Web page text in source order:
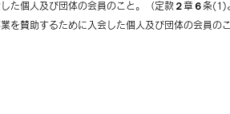
た個人及び団体の会員のこと。（定款２章６条(1)
を賛助するために入会した個人及び団体の会員の